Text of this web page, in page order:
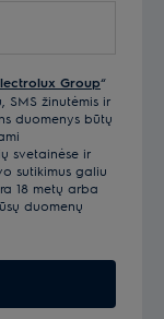
Group“
SMS žinutėmis ir
duomenys būtų
svetainėse ir
sutikimus galiu
18 metų arba
duomenų